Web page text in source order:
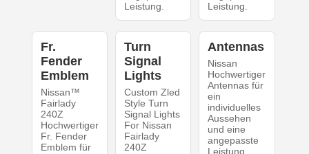
Leistung.
Leistung.
Fr.
Fender
Emblem
Nissan™
Fairlady
240Z
Hochwertiger
Fr. Fender
Emblem für
Turn
Signal
Lights
Custom Zled
Style Turn
Signal Lights
For Nissan
Fairlady
240Z
Antennas
Nissan
Hochwertiger
Antennas für
ein
individuelles
Aussehen
und eine
angepasste
Leistung.